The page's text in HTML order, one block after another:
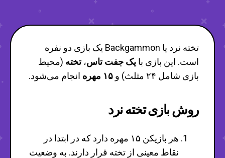
تخته نرد یا Backgammon یک بازی دو نفره
است. این بازی با یک جفت تاس،تخته (محیط
بازی شامل ۲۴ مثلث) و
۱۵ مهره انجام می‌شود.
روش بازی تخته نرد
هر بازیکن ۱۵ مهره دارد که در ابتدا در
نقاط معینی از تخته قرار دارند. به وضعیت